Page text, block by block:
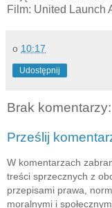
Film: United Launch
o 10:17
Udostępnij
Brak komentarzy:
Prześlij
W komentarzach
treści sprzecznych z
przepisami prawa,
moralnymi i